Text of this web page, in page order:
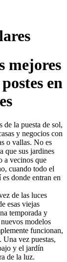
mejores
en
de la puesta de sol,
y negocios con
o vallas. No es
que sus jardines
a vecinos que
cuando todo el
donde entran en
de las luces
esas viejas
temporada y
modelos
funcionan,
Una vez puestas,
y el jardín
de la luz.